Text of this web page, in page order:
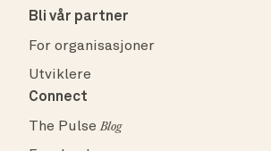
Bli vår partner
For organisasjoner
Utviklere
Connect
The PulseBlog